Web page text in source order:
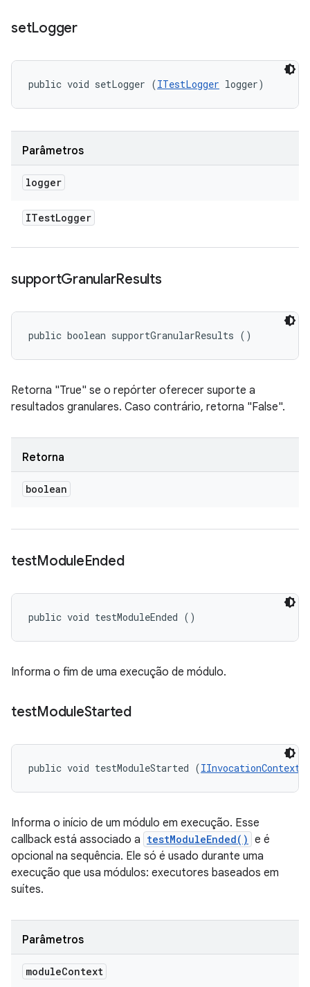
setLogger
public void setLogger (ITestLogger logger)
Parâmetros
logger
ITestLogger
supportGranularResults
public boolean supportGranularResults ()
Retorna "True" se o repórter oferecer suporte a
resultados granulares. Caso contrário, retorna "False".
Retorna
boolean
testModuleEnded
public void testModuleEnded ()
Informa o fim de uma execução de módulo.
testModuleStarted
public void testModuleStarted (IInvocationContext
Informa o início de um módulo em execução. Esse
callback está associado a testModuleEnded() e é
opcional na sequência. Ele só é usado durante uma
execução que usa módulos: executores baseados em
suítes.
Parâmetros
moduleContext